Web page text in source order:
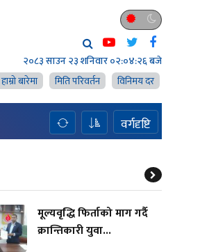
२०८३ साउन २३ शनिवार०२:०४:२७ बजे
हाम्राे बारेमा
मिति परिवर्तन विनिमय दर
वर्गदृष्टि
मूल्यवृद्धि फिर्ताको माग गर्दै
क्रान्तिकारी युवा...